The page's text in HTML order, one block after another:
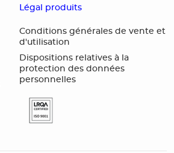
Légal produits
Conditions générales de vente et
d'utilisation
Dispositions relatives à la
protection des données
personnelles